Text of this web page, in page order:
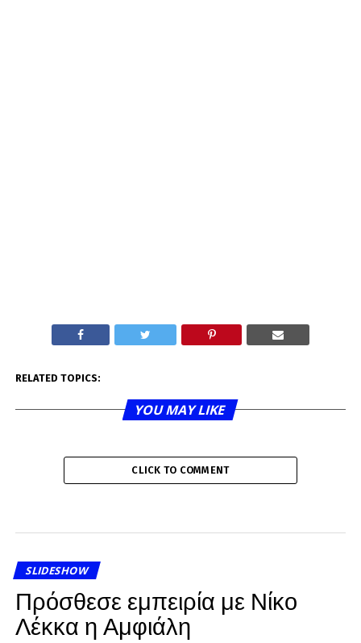
RELATED TOPICS:
YOU MAY LIKE
CLICK TO COMMENT
SLIDESHOW
Πρόσθεσε εμπειρία με Νίκο
Λέκκα η Αμφιάλη